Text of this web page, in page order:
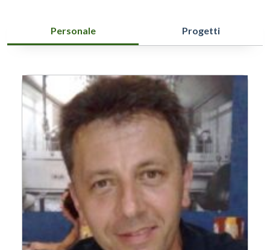
Personale Progetti